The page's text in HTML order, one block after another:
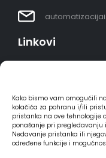
Kako bismo vam omogućili
kolačića za pohranu i/ili
pristanka na ove tehnologije
ponašanje pri
Nedavanje pristanka ili
određene funkcije i
Linkovi
Sigurno plaćanje
karticama
Dostava
Načini plaćanja
Raskid ugovora